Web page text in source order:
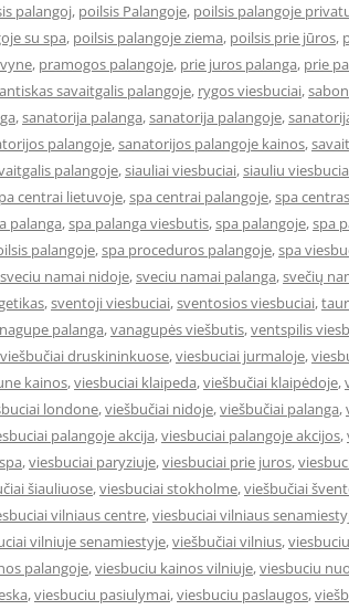
palangoj, poilsis Palangoje, poilsis palangoje
su spa, poilsis palangoje ziema, poilsis prie jūros,
, pramogos palangoje, prie juros palanga, prie
savaitgalis palangoje, rygos viesbuciai,
,sanatorija palanga,sanatorija palangoje,
palangoje,sanatorijos palangoje kainos,
palangoje,siauliai viesbuciai,siauliu
centrai lietuvoje,spa centrai palangoje,spa centras
palanga,spa palanga viesbutis,spa palangoje,spa
palangoje,spa proceduros palangoje,spa
sveciu namai nidoje,sveciu namai palanga,svečių
,sventoji viesbuciai,sventosios viesbuciai,
palanga,vanagupės viešbutis,ventspilis
viešbučiai druskininkuose,viesbuciai jurmaloje,
kainos,viesbuciai klaipeda,viešbučiai klaipėdoje,
londone,viešbučiai nidoje,viešbučiai palanga,
palangoje akcija,viesbuciai palangoje akcijos,
,viesbuciai paryziuje,viesbuciai prie juros,
šiauliuose,viesbuciai stokholme,viešbučiai
vilniaus centre,viesbuciai vilniaus
vilniuje senamiestyje,viešbučiai vilnius,
palangoje,viesbuciu kainos vilniuje,viesbuciu
,viesbuciu pasiulymai,viesbuciu paslaugos,